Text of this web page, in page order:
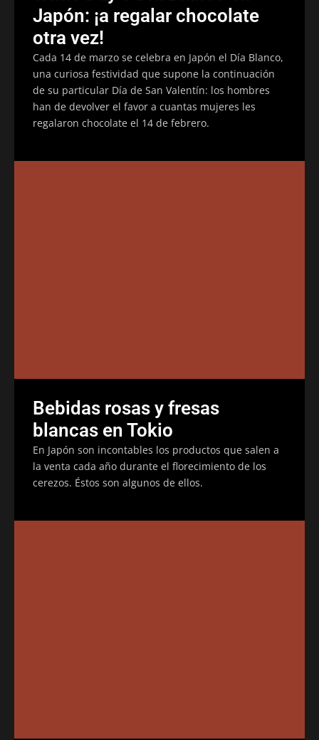
Japón: ¡a regalar chocolate
otra vez!
Cada 14 de marzo se celebra en Japón el Día Blanco,
una curiosa festividad que supone la continuación
de su particular Día de San Valentín: los hombres
han de devolver el favor a cuantas mujeres les
regalaron chocolate el 14 de febrero.
Bebidas rosas y fresas
blancas en Tokio
En Japón son incontables los productos que salen a
la venta cada año durante el florecimiento de los
cerezos. Éstos son algunos de ellos.